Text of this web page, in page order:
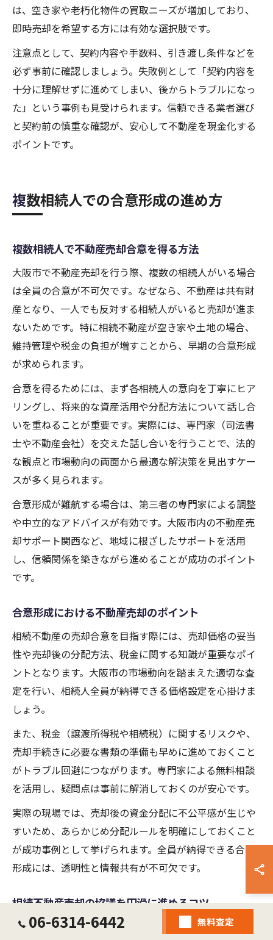
は、空き家や老朽化物件の買取ニーズが増加しており、
即時売却を希望する方には有効な選択肢です。
注意点として、契約内容や手数料、引き渡し条件などを
必ず事前に確認しましょう。失敗例として「契約内容を
十分に理解せずに進めてしまい、後からトラブルになっ
た」という事例も見受けられます。信頼できる業者選び
と契約前の慎重な確認が、安心して不動産を現金化する
ポイントです。
複数相続人での合意形成の進め方
複数相続人で不動産売却合意を得る方法
大阪市で不動産売却を行う際、複数の相続人がいる場合
は全員の合意が不可欠です。なぜなら、不動産は共有財
産となり、一人でも反対する相続人がいると売却が進ま
ないためです。特に相続不動産が空き家や土地の場合、
維持管理や税金の負担が増すことから、早期の合意形成
が求められます。
合意を得るためには、まず各相続人の意向を丁寧にヒア
リングし、将来的な資産活用や分配方法について話し合
いを重ねることが重要です。実際には、専門家（司法書
士や不動産会社）を交えた話し合いを行うことで、法的
な観点と市場動向の両面から最適な解決策を見出すケー
スが多く見られます。
合意形成が難航する場合は、第三者の専門家による調整
や中立的なアドバイスが有効です。大阪市内の不動産売
却サポート関西など、地域に根ざしたサポートを活用
し、信頼関係を築きながら進めることが成功のポイント
です。
合意形成における不動産売却のポイント
相続不動産の売却合意を目指す際には、売却価格の妥当
性や売却後の分配方法、税金に関する知識が重要なポイ
ントとなります。大阪市の市場動向を踏まえた適切な査
定を行い、相続人全員が納得できる価格設定を心掛けま
しょう。
また、税金（譲渡所得税や相続税）に関するリスクや、
売却手続きに必要な書類の準備も早めに進めておくこと
がトラブル回避につながります。専門家による無料相談
を活用し、疑問点は事前に解消しておくのが安心です。
実際の現場では、売却後の資金分配に不公平感が生じや
すいため、あらかじめ分配ルールを明確にしておくこと
が成功事例として挙げられます。全員が納得できる合意
形成には、透明性と情報共有が不可欠です。
相続不動産売却の協議を円滑に進めるコツ
相続不動産の売却協議をスムーズに進めるためには、ま
06-6314-6442 無料査定